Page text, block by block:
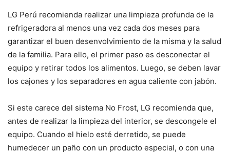
LG Perú recomienda realizar una limpieza profunda de la
refrigeradora al menos una vez cada dos meses para
garantizar el buen desenvolvimiento de la misma y la salud
de la familia. Para ello, el primer paso es desconectar el
equipo y retirar todos los alimentos. Luego, se deben lavar
los cajones y los separadores en agua caliente con jabón.
Si este carece del sistema No Frost, LG recomienda que,
antes de realizar la limpieza del interior, se descongele el
equipo. Cuando el hielo esté derretido, se puede
humedecer un paño con un producto especial, o con una